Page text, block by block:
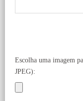
Escolha uma imagem
JPEG):